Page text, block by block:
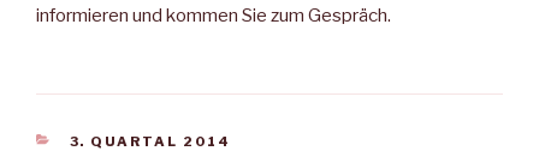
informieren und kommen Sie zum Gespräch.
KATEGORIEN
3. QUARTAL 2014